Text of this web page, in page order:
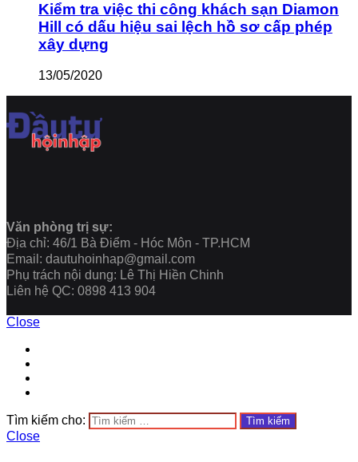
Kiểm tra việc thi công khách sạn Diamon
Hill có dấu hiệu sai lệch hồ sơ cấp phép
xây dựng
13/05/2020
Văn phòng trị sự:
Địa chỉ: 46/1 Bà Điểm - Hóc Môn - TP.HCM
Email: dautuhoinhap@gmail.com
Phụ trách nội dung: Lê Thị Hiền Chinh
Liên hệ QC: 0898 413 904
Close
Tìm kiếm cho:
Close